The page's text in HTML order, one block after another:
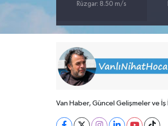
Rüzgar: 8.50 m/s
Van Haber, Güncel Gelişmeler ve İş